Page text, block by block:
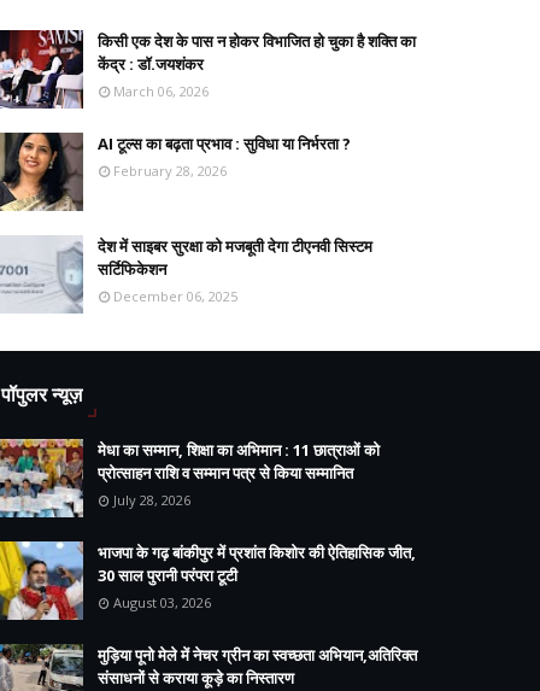
किसी एक देश के पास न होकर विभाजित हो चुका है शक्ति का
केंद्र : डॉ.जयशंकर
March 06, 2026
AI टूल्स का बढ़ता प्रभाव : सुविधा या निर्भरता ?
February 28, 2026
देश में साइबर सुरक्षा को मजबूती देगा टीएनवी सिस्टम
सर्टिफिकेशन
December 06, 2025
पॉपुलर न्यूज़
मेधा का सम्मान, शिक्षा का अभिमान : 11 छात्राओं को
प्रोत्साहन राशि व सम्मान पत्र से किया सम्मानित
July 28, 2026
भाजपा के गढ़ बांकीपुर में प्रशांत किशोर की ऐतिहासिक जीत,
30 साल पुरानी परंपरा टूटी
August 03, 2026
मुड़िया पूनो मेले में नेचर ग्रीन का स्वच्छता अभियान,अतिरिक्त
संसाधनों से कराया कूड़े का निस्तारण